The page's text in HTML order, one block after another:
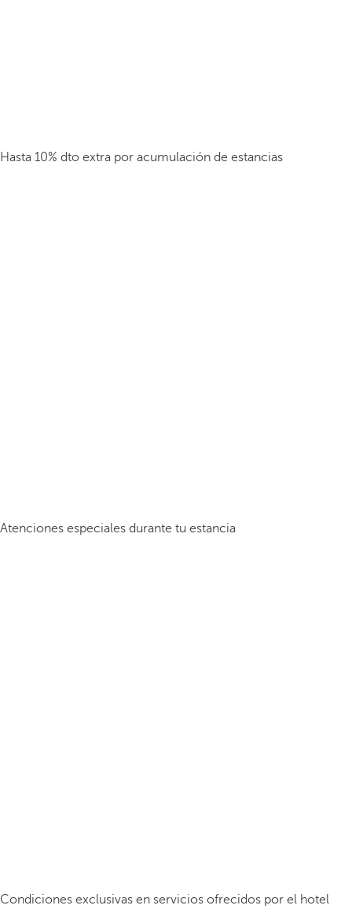
Hasta 10% dto extra por acumulación de estancias
Atenciones especiales durante tu estancia
Condiciones exclusivas en servicios ofrecidos por el hotel